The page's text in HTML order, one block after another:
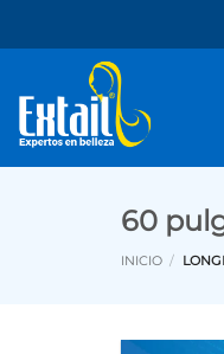
al
contenido
60
INICIO /